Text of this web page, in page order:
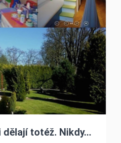
dělají totéž. Nikdy…